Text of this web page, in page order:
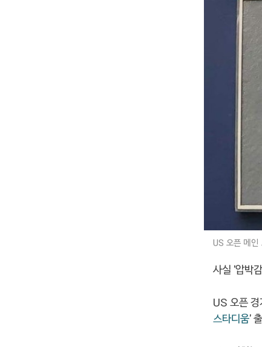
US 오픈 메인
사실 '압박
US 오픈
스타디움'